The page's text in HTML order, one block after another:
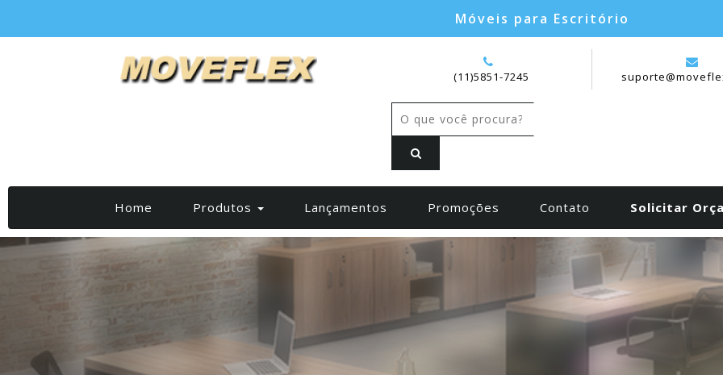
Móveis para Escritório
(11)5851-7245
Home (current)Produtos Lançamentos Promoções Contato Solicitar